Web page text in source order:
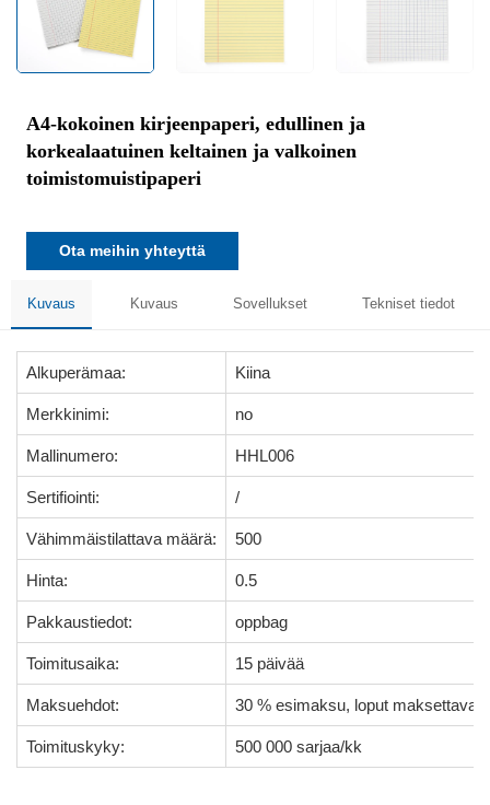
A4-kokoinen kirjeenpaperi, edullinen ja
korkealaatuinen keltainen ja valkoinen
toimistomuistipaperi
Ota meihin yhteyttä
Kuvaus Kuvaus Sovellukset Tekniset tiedot
Alkuperämaa: Kiina
Merkkinimi: no
Mallinumero: HHL006
Sertifiointi: /
Vähimmäistilattava määrä: 500
Hinta: 0.5
Pakkaustiedot: oppbag
Toimitusaika: 15 päivää
Maksuehdot: 30 % esimaksu, loput maksettava
Toimituskyky: 500 000 sarjaa/kk